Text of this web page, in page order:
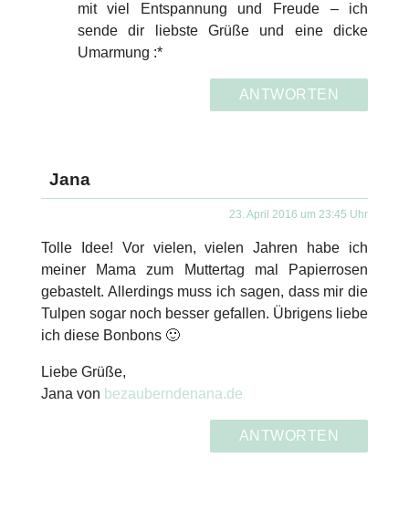
mit viel Entspannung und Freude – ich
sende dir liebste Grüße und eine dicke
Umarmung :*
ANTWORTEN
Jana
23. April 2016 um 23:45 Uhr
Tolle Idee! Vor vielen, vielen Jahren habe ich
meiner Mama zum Muttertag mal Papierrosen
gebastelt. Allerdings muss ich sagen, dass mir die
Tulpen sogar noch besser gefallen. Übrigens liebe
ich diese Bonbons 🙂
Liebe Grüße,
Jana von bezauberndenana.de
ANTWORTEN